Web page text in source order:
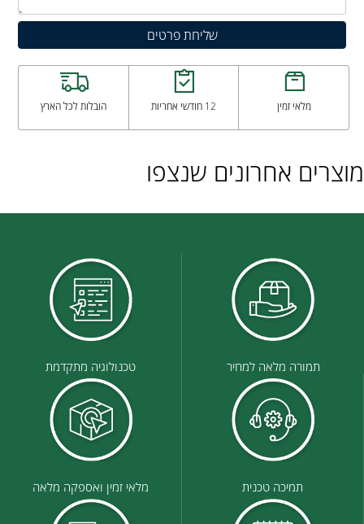
מלאי זמין 12 חודשי אחריות הובלות לכל הארץ
מוצרים אחרונים שנצפו
תמורה מלאה למחיר טכנולוגיה מתקדמת
תמיכה טכנית מלאי זמין ואספקה מלאה